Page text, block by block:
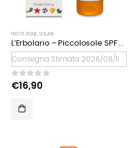
PROTEZIONE,SOLARI
L’Erbolario – Piccolosole SPF 50+
Consegna Stimata 2026/08/11
0Su 5
€16,90